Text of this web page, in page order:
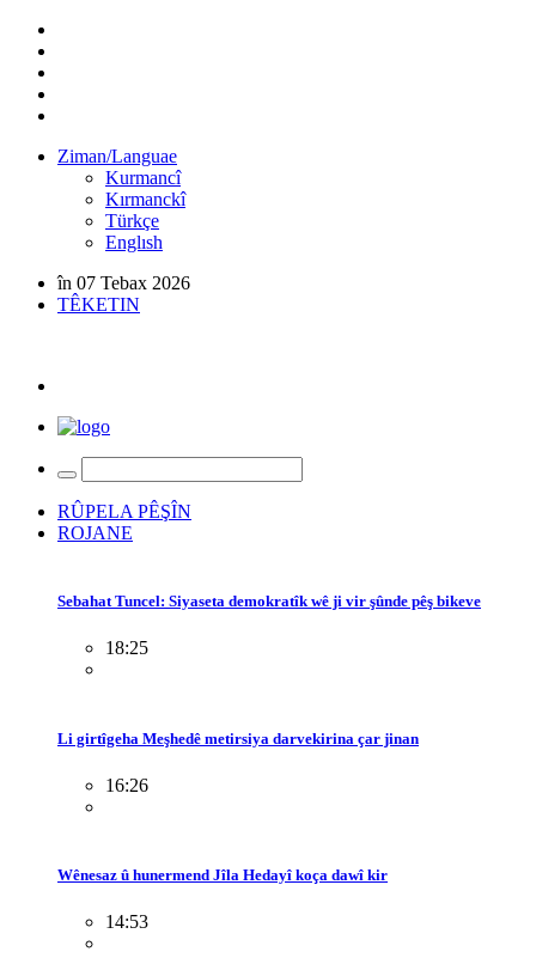
Ziman/Languae
Kurmancî
Kırmanckî
Türkçe
Englısh
în 07 Tebax 2026
TÊKETIN
RÛPELA PÊŞÎN
ROJANE
Sebahat Tuncel: Siyaseta demokratîk wê ji vir şûnde pêş bikeve
18:25
Li girtîgeha Meşhedê metirsiya darvekirina çar jinan
16:26
Wênesaz û hunermend Jîla Hedayî koça dawî kir
14:53